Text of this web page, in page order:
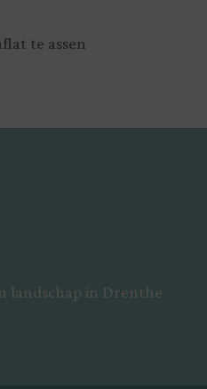
te assen
landschap in Drenthe